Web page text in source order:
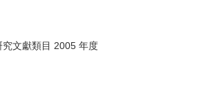
究文獻類目 2005 年度